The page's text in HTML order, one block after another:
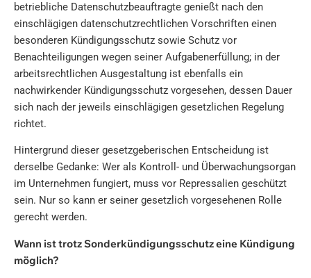
betriebliche Datenschutzbeauftragte genießt nach den
einschlägigen datenschutzrechtlichen Vorschriften einen
besonderen Kündigungsschutz sowie Schutz vor
Benachteiligungen wegen seiner Aufgabenerfüllung; in der
arbeitsrechtlichen Ausgestaltung ist ebenfalls ein
nachwirkender Kündigungsschutz vorgesehen, dessen Dauer
sich nach der jeweils einschlägigen gesetzlichen Regelung
richtet.
Hintergrund dieser gesetzgeberischen Entscheidung ist
derselbe Gedanke: Wer als Kontroll- und Überwachungsorgan
im Unternehmen fungiert, muss vor Repressalien geschützt
sein. Nur so kann er seiner gesetzlich vorgesehenen Rolle
gerecht werden.
Wann ist trotz Sonderkündigungsschutz eine Kündigung
möglich?